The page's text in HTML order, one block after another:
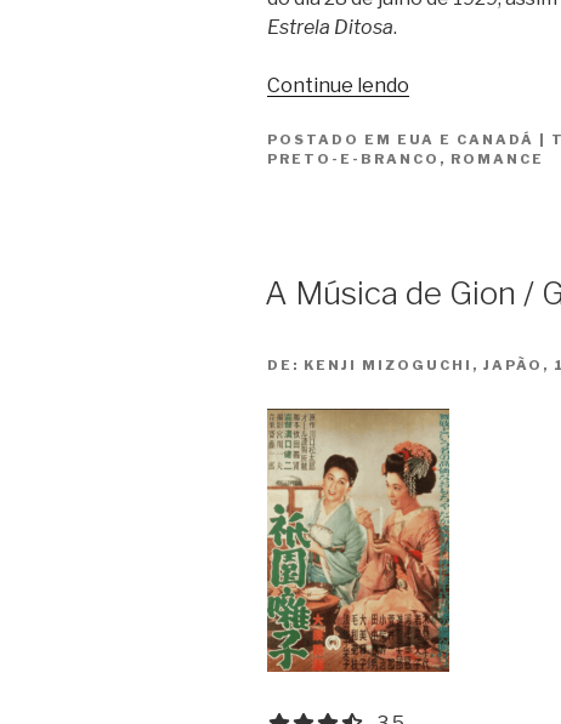
Estrela Ditosa.
Continue lendo
/
Lucky
POSTADO EM EUA E CANADÁ |
PRETO-E-BRANCO , ROMANCE
A Música de Gion /
DE: KENJI MIZOGUCHI, JAPÃO,